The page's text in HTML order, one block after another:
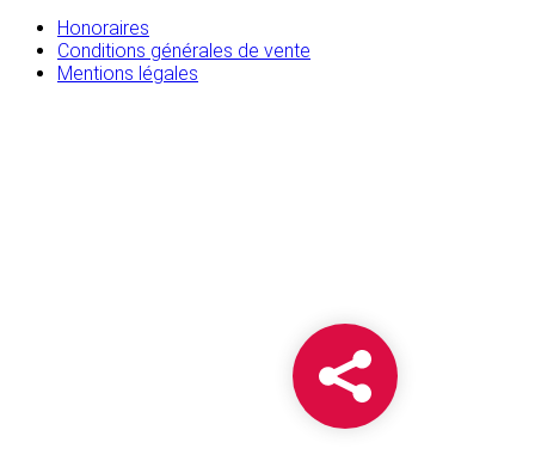
Honoraires
Conditions générales de vente
Mentions légales